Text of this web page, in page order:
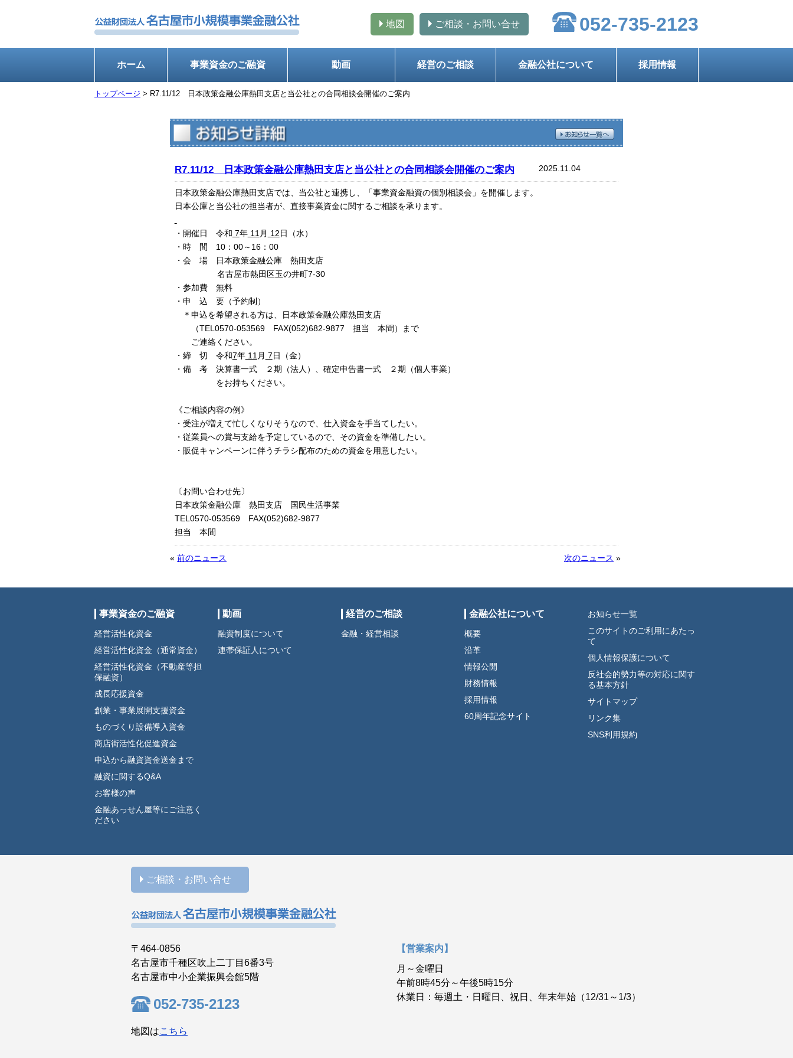
地図 ご相談・お問い合せ 052-735-2123
ホーム 事業資金のご融資 動画 経営のご相談 金融公社について 採用情報
トップページ > R7.11/12 日本政策金融公庫熱田支店と当公社との合同相談会開催のご案内
R7.11/12 日本政策金融公庫熱田支店と当公社との合同相談会開催のご案内 2025.11.04
日本政策金融公庫熱田支店では、当公社と連携し、「事業資金融資の個別相談会」を開催します。
日本公庫と当公社の担当者が、直接事業資金に関するご相談を承ります。
・開催日 令和 7年11 月 12日（水）
・時 間 10：00～16：00
・会 場 日本政策金融公庫 熱田支店
名古屋市熱田区玉の井町7-30
・参加費 無料
・申 込 要（予約制）
＊申込を希望される方は、日本政策金融公庫熱田支店
（TEL0570-053569 FAX(052)682-9877 担当 本間）まで
ご連絡ください。
・締 切 令和7年11 月 7日（金）
・備 考 決算書一式 ２期（法人）、確定申告書一式 ２期（個人事業）
をお持ちください。
《ご相談内容の例》
・受注が増えて忙しくなりそうなので、仕入資金を手当てしたい。
・従業員への賞与支給を予定しているので、その資金を準備したい。
・販促キャンペーンに伴うチラシ配布のための資金を用意したい。
〔お問い合わせ先〕
日本政策金融公庫 熱田支店 国民生活事業
TEL0570-053569 FAX(052)682-9877
担当 本間
« 前のニュース 次のニュース »
事業資金のご融資
経営活性化資金
経営活性化資金（通常資金）
経営活性化資金（不動産等担
保融資）
成長応援資金
創業・事業展開支援資金
ものづくり設備導入資金
商店街活性化促進資金
申込から融資資金送金まで
融資に関するQ&A
お客様の声
金融あっせん屋等にご注意く
ださい
動画
融資制度について
連帯保証人について
経営のご相談
金融・経営相談
金融公社について
概要
沿革
情報公開
財務情報
採用情報
60周年記念サイト
お知らせ一覧
このサイトのご利用にあたっ
て
個人情報保護について
反社会的勢力等の対応に関す
る基本方針
サイトマップ
リンク集
SNS利用規約
ご相談・お問い合せ
〒464-0856
名古屋市千種区吹上二丁目6番3号
名古屋市中小企業振興会館5階
052-735-2123
地図はこちら
【営業案内】
月～金曜日
午前8時45分～午後5時15分
休業日：毎週土・日曜日、祝日、年末年始（12/31～1/3）